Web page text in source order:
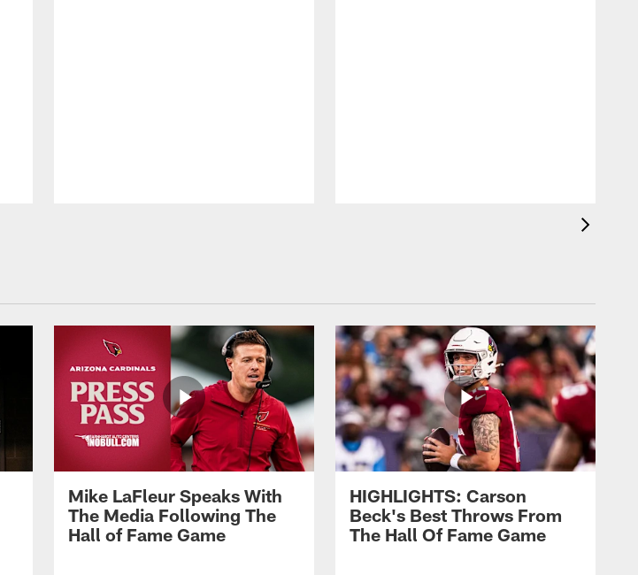
Mike LaFleur Speaks With
The Media Following The
Hall of Fame Game
HIGHLIGHTS: Carson
Beck's Best Throws From
The Hall Of Fame Game